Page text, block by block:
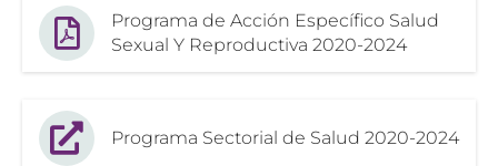
Programa de Acción Específico Salud
Sexual Y Reproductiva 2020-2024
Programa Sectorial de Salud 2020-2024